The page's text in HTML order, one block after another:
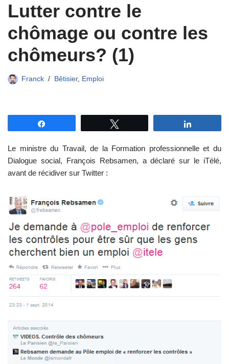
Lutter contre le
chômage ou contre les
chômeurs? (1)
Franck Bêtisier, Emploi
Le ministre du Travail, de la Formation professionnelle et du
Dialogue social, François Rebsamen, a déclaré sur le iTélé,
avant de récidiver sur Twitter :